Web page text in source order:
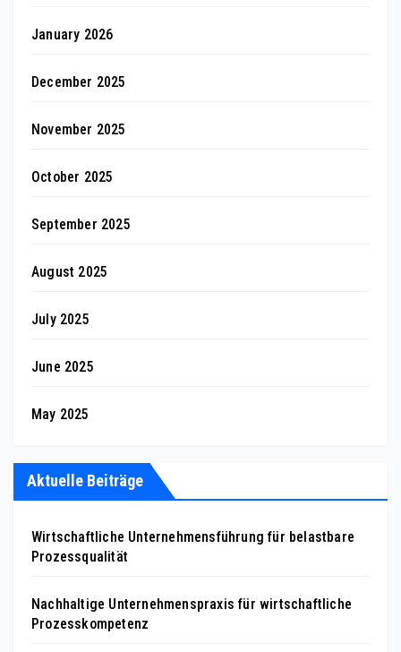
January 2026
December 2025
November 2025
October 2025
September 2025
August 2025
July 2025
June 2025
May 2025
Aktuelle Beiträge
Wirtschaftliche Unternehmensführung für belastbare
Prozessqualität
Nachhaltige Unternehmenspraxis für wirtschaftliche
Prozesskompetenz